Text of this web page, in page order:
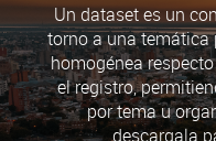
Un dataset es un
torno a una temática
homogénea
el registro,
por tema u
descargala